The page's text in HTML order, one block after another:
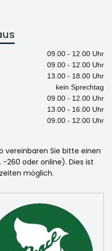
09.00 - 12.00 Uhr
09.00 - 12.00 Uhr
13.00 - 18.00 Uhr
kein Sprechtag
09.00 - 12.00 Uhr
13.00 - 16.00 Uhr
09.00 - 12.00 Uhr
vereinbaren Sie bitte einen
-260 oder online). Dies ist
möglich.